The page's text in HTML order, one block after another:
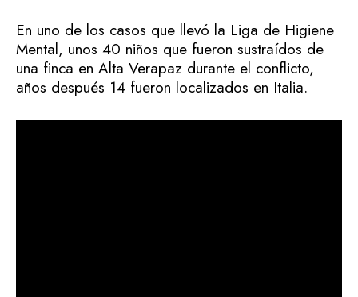
En uno de los casos que llevó la Liga de Higiene
Mental, unos 40 niños que fueron sustraídos de
una finca en Alta Verapaz durante el conflicto,
años después 14 fueron localizados en Italia.